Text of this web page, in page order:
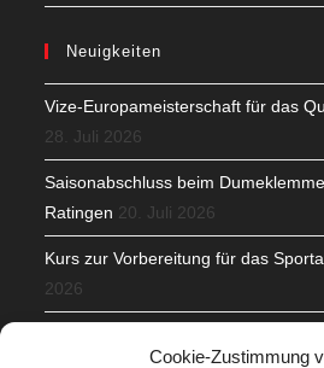
Cookie-Zustimmung
Neuigkeiten
Vize-Europameisterschaft für das
28. Juli 2026
Saisonabschluss beim
Ratingen 20. Juli 2026
Kurs zur Vorbereitung für das
2026